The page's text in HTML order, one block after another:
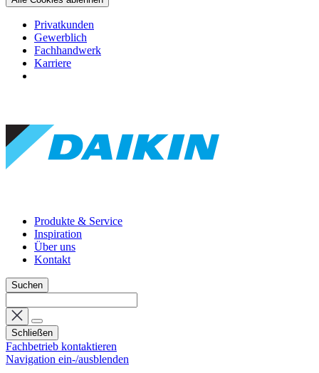
Privatkunden
Gewerblich
Fachhandwerk
Karriere
Produkte & Service
Inspiration
Über uns
Kontakt
Suchen
Schließen
Fachbetrieb kontaktieren
Navigation ein-/ausblenden